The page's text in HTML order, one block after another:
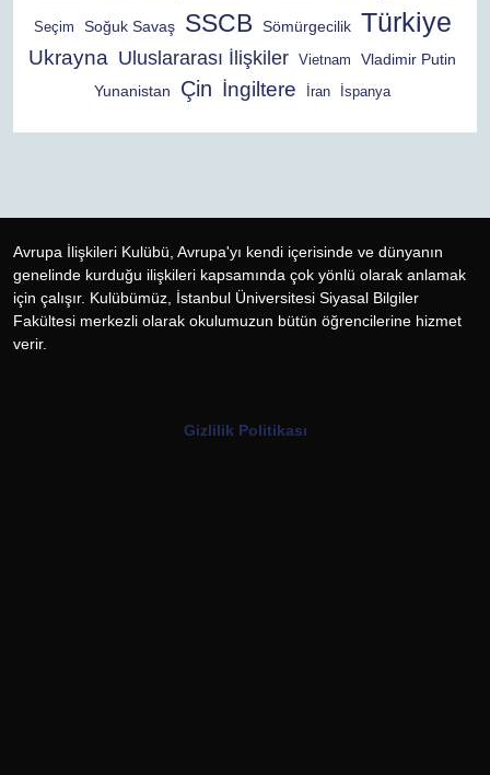
Seçim Soğuk Savaş SSCB Sömürgecilik Türkiye
Ukrayna Uluslararası İlişkiler Vietnam
Vladimir Putin
Yunanistan
Çin İngiltere İran İspanya
Avrupa İlişkileri Kulübü, Avrupa'yı kendi içerisinde ve dünyanın
genelinde kurduğu ilişkileri kapsamında çok yönlü olarak anlamak
için çalışır. Kulübümüz, İstanbul Üniversitesi Siyasal Bilgiler
Fakültesi merkezli olarak okulumuzun bütün öğrencilerine hizmet
verir.
Gizlilik Politikası